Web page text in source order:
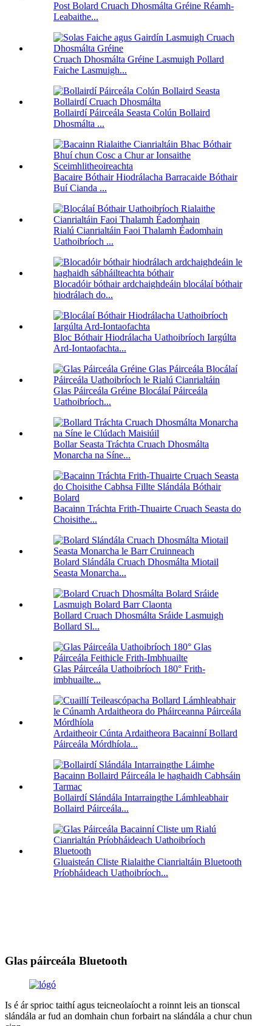
Post Bolard Cruach Dhosmálta Gréine Réamh-
Leabaithe...
Cruach Dhosmálta Gréine Lasmuigh Pollard
Faiche Lasmuigh...
Bollairdí Páirceála Seasta Colún Bollaird
Dhosmálta ...
Bacaire Bóthair Hiodrálacha Barracaide Bóthair
Buí Cianda ...
Rialú Cianrialtáin Faoi Thalamh Éadomhain
Uathoibríoch ...
Blocadóir bóthair ardchaighdeáin blocálaí bóthair
hiodrálach do...
Bloc Bóthair Hiodrálacha Uathoibríoch Iargúlta
Ard-Iontaofachta...
Glas Páirceála Gréine Blocálaí Páirceála
Uathoibríoch...
Bollar Seasta Tráchta Cruach Dhosmálta
Monarcha na Síne...
Bacainn Tráchta Frith-Thuairte Cruach Seasta do
Choisithe...
Bolard Slándála Cruach Dhosmálta Miotail
Seasta Monarcha...
Bollard Cruach Dhosmálta Sráide Lasmuigh
Bollard Sl...
Glas Páirceála Uathoibríoch 180° Frith-
imbhuailte...
Ardaitheoir Cúnta Ardaitheora Bacainní Bollard
Páirceála Mórdhíola...
Bollairdí Slándála Intarraingthe Lámhleabhair
Bollaird Páirceála...
Gluaisteán Cliste Rialaithe Cianrialtáin Bluetooth
Príobháideach Uathoibríoch...
Glas páirceála Bluetooth
Is é ár sprioc taithí agus teicneolaíocht a roinnt leis an tionscal
slándála ar fud an domhain chun forbairt na slándála a chur chun